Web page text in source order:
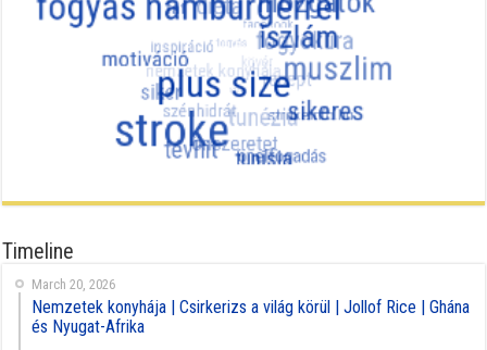
Timeline
March 20, 2026
Nemzetek konyhája | Csirkerizs a világ körül | Jollof Rice | Ghána
és Nyugat-Afrika